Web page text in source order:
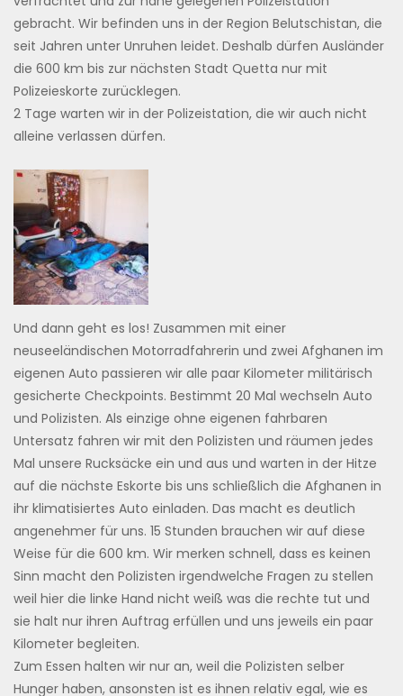
gebracht. Wir befinden uns in der Region Belutschistan, die
seit Jahren unter Unruhen leidet. Deshalb dürfen Ausländer
die 600 km bis zur nächsten Stadt Quetta nur mit
Polizeieskorte zurücklegen.
2 Tage warten wir in der Polizeistation, die wir auch nicht
alleine verlassen dürfen.
Und dann geht es los! Zusammen mit einer
neuseeländischen Motorradfahrerin und zwei Afghanen im
eigenen Auto passieren wir alle paar Kilometer militärisch
gesicherte Checkpoints. Bestimmt 20 Mal wechseln Auto
und Polizisten. Als einzige ohne eigenen fahrbaren
Untersatz fahren wir mit den Polizisten und räumen jedes
Mal unsere Rucksäcke ein und aus und warten in der Hitze
auf die nächste Eskorte bis uns schließlich die Afghanen in
ihr klimatisiertes Auto einladen. Das macht es deutlich
angenehmer für uns. 15 Stunden brauchen wir auf diese
Weise für die 600 km. Wir merken schnell, dass es keinen
Sinn macht den Polizisten irgendwelche Fragen zu stellen
weil hier die linke Hand nicht weiß was die rechte tut und
sie halt nur ihren Auftrag erfüllen und uns jeweils ein paar
Kilometer begleiten.
Zum Essen halten wir nur an, weil die Polizisten selber
Hunger haben, ansonsten ist es ihnen relativ egal, wie es